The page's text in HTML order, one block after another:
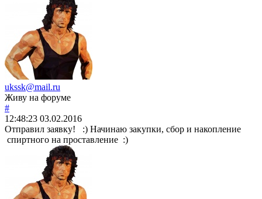
ukssk@mail.ru
Живу на форуме
#
12:48:23 03.02.2016
Отправил заявку! :) Начинаю закупки, сбор и накопление
спиртного на проставление :)